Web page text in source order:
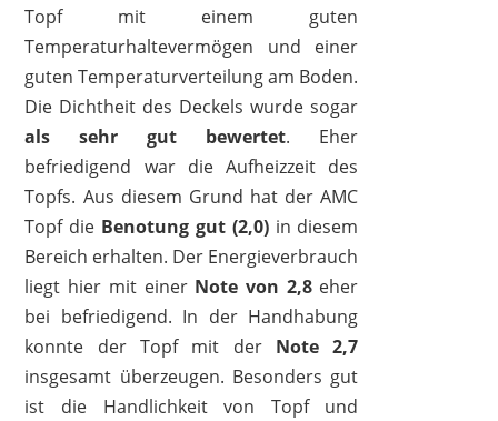
Topf mit einem guten
Temperaturhaltevermögen und einer
guten Temperaturverteilung am Boden.
Die Dichtheit des Deckels wurde sogar
als sehr gut bewertet. Eher
befriedigend war die Aufheizzeit des
Topfs. Aus diesem Grund hat der AMC
Topf die Benotung gut (2,0)in diesem
Bereich erhalten. Der Energieverbrauch
liegt hier mit einer Note von 2,8eher
bei befriedigend. In der Handhabung
konnte der Topf mit der Note 2,7
insgesamt überzeugen. Besonders gut
ist die Handlichkeit von Topf und